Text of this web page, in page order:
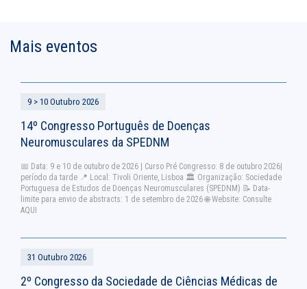
Mais eventos
9 > 10 Outubro 2026
14º Congresso Português de Doenças
Neuromusculares da SPEDNM
📅 Data: 9 e 10 de outubro de 2026 | Curso Pré Congresso: 8 de outubro 2026|
período da tarde 📍 Local: Tivoli Oriente, Lisboa 🏛 Organização: Sociedade
Portuguesa de Estudos de Doenças Neuromusculares (SPEDNM) 📝 Data-
limite para envio de abstracts: 1 de setembro de 2026 🌐 Website: Consulte
AQUI
31 Outubro 2026
2º Congresso da Sociedade de Ciências Médicas de